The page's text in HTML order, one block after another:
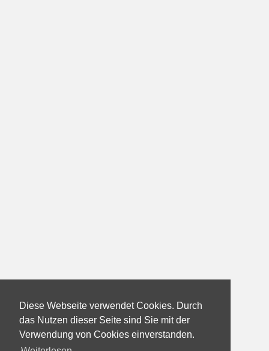
Diese Webseite verwendet Cookies. Durch
das Nutzen dieser Seite sind Sie mit der
Verwendung von Cookies einverstanden.